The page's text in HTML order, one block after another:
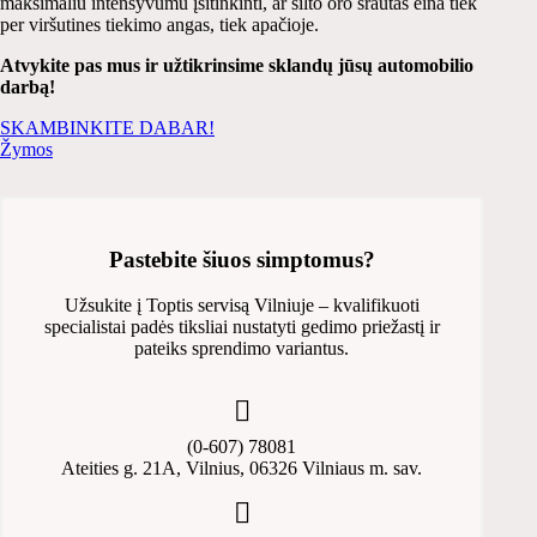
per viršutines tiekimo angas, tiek apačioje.
Atvykite pas mus ir užtikrinsime sklandų jūsų automobilio
darbą!
SKAMBINKITE DABAR!
Žymos
Pastebite šiuos simptomus?
Užsukite į Toptis servisą Vilniuje – kvalifikuoti
specialistai padės tiksliai nustatyti gedimo priežastį ir
pateiks sprendimo variantus.
(0-607) 78081
Ateities g. 21A, Vilnius, 06326 Vilniaus m. sav.